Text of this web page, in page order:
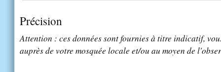
Précision
Attention : ces données sont fournies à titre indicatif,
auprès de votre mosquée locale et/ou au moyen de